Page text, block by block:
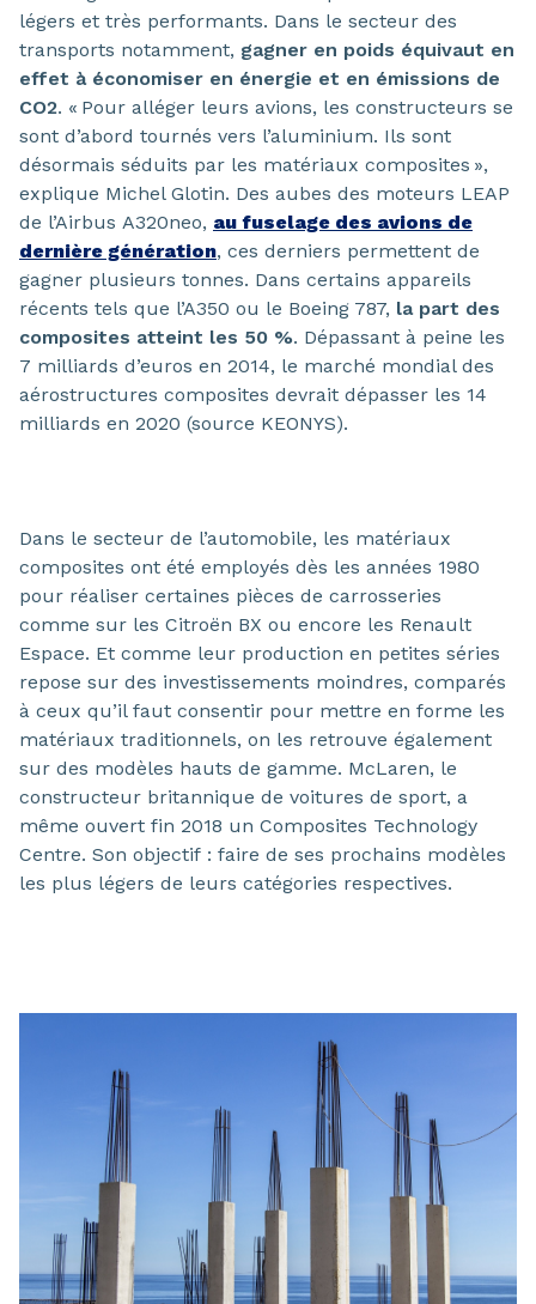
légers et très performants. Dans le secteur des
transports notamment, gagner en poids équivaut en
effet à économiser en énergie et en émissions de
CO2. « Pour alléger leurs avions, les constructeurs se
sont d’abord tournés vers l’aluminium. Ils sont
désormais séduits par les matériaux composites »,
explique Michel Glotin. Des aubes des moteurs LEAP
de l’Airbus A320neo, au fuselage des avions de
dernière génération, ces derniers permettent de
gagner plusieurs tonnes. Dans certains appareils
récents tels que l’A350 ou le Boeing 787, la part des
composites atteint les 50 %. Dépassant à peine les
7 milliards d’euros en 2014, le marché mondial des
aérostructures composites devrait dépasser les 14
milliards en 2020 (source KEONYS).
Dans le secteur de l’automobile, les matériaux
composites ont été employés dès les années 1980
pour réaliser certaines pièces de carrosseries
comme sur les Citroën BX ou encore les Renault
Espace. Et comme leur production en petites séries
repose sur des investissements moindres, comparés
à ceux qu’il faut consentir pour mettre en forme les
matériaux traditionnels, on les retrouve également
sur des modèles hauts de gamme. McLaren, le
constructeur britannique de voitures de sport, a
même ouvert fin 2018 un Composites Technology
Centre. Son objectif : faire de ses prochains modèles
les plus légers de leurs catégories respectives.